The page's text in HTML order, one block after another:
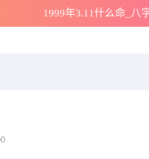
1999年3.11什么命_八
0